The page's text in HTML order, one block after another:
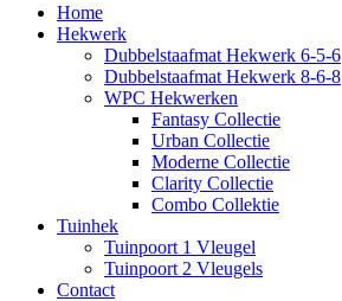
Home
Hekwerk
Dubbelstaafmat Hekwerk 6-5-6
Dubbelstaafmat Hekwerk 8-6-8
WPC Hekwerken
Fantasy Collectie
Urban Collectie
Moderne Collectie
Clarity Collectie
Combo Collektie
Tuinhek
Tuinpoort 1 Vleugel
Tuinpoort 2 Vleugels
Contact